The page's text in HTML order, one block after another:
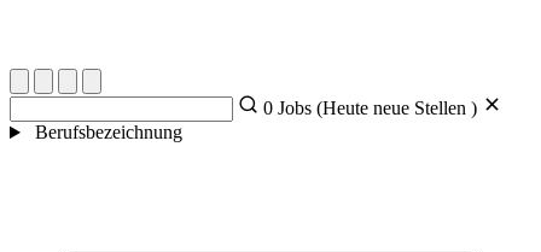
0 Jobs (Heute neue Stellen )
Berufsbezeichnung